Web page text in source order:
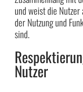
und weist die
der Nutzung und
sind.
Nutzer